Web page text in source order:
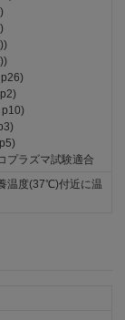
p10)
プラズマ試験適合
温度(37℃)付近に温